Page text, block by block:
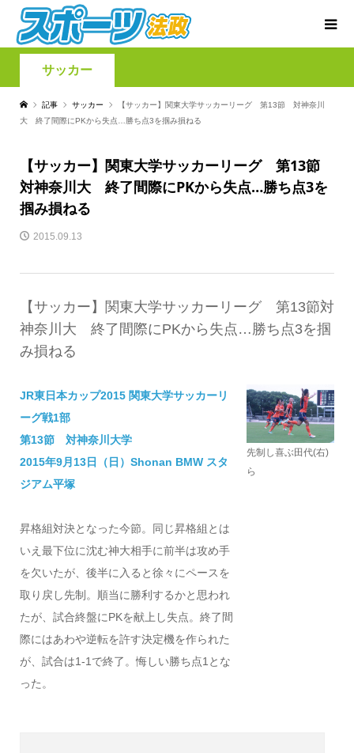
サッカー
記事 サッカー
【サッカー】関東大学サッカーリーグ 第13節 対神奈川
大 終了間際にPKから失点…勝ち点3を掴み損ねる
【サッカー】関東大学サッカーリーグ 第13節
対神奈川大 終了間際にPKから失点…勝ち点3を
掴み損ねる
2015.09.13
【サッカー】関東大学サッカーリーグ 第13節対
神奈川大 終了間際にPKから失点…勝ち点3を掴
み損ねる
JR東日本カップ2015 関東大学サッカーリ
ーグ戦1部
第13節 対神奈川大学
2015年9月13日（日）Shonan BMW スタ
ジアム平塚
昇格組対決となった今節。同じ昇格組とは
いえ最下位に沈む神大相手に前半は攻め手
を欠いたが、後半に入ると徐々にペースを
取り戻し先制。順当に勝利するかと思われ
たが、試合終盤にPKを献上し失点。終了間
際にはあわや逆転を許す決定機を作られた
が、試合は1-1で終了。悔しい勝ち点1とな
った。
先制し喜ぶ田代(右)
ら